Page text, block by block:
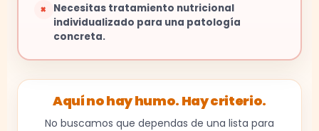
×
Necesitas tratamiento nutricional
individualizado para una patología
concreta.
Aquí no hay humo. Hay criterio.
No buscamos que dependas de una lista para